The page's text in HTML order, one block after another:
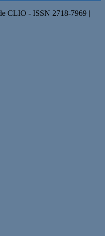
CLIO - ISSN 2718-7969 |